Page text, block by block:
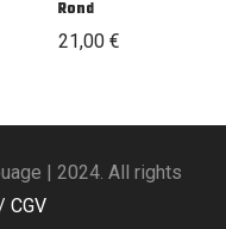
Rond
21,00 €
| 2024. All rights
CGV